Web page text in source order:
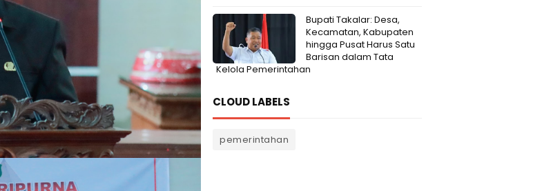
Bupati Takalar: Desa,
Kecamatan, Kabupaten
hingga Pusat Harus Satu
Barisan dalam Tata
Kelola Pemerintahan
CLOUD LABELS
pemerintahan